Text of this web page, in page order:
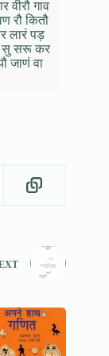
वीरौ गाव
रौ कितौ
लारं पड़
सु सरू कर
जाणं वा